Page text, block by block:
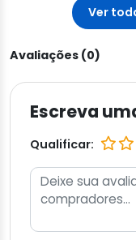
Ver
Avaliações (0)
Escreva
Qualificar: